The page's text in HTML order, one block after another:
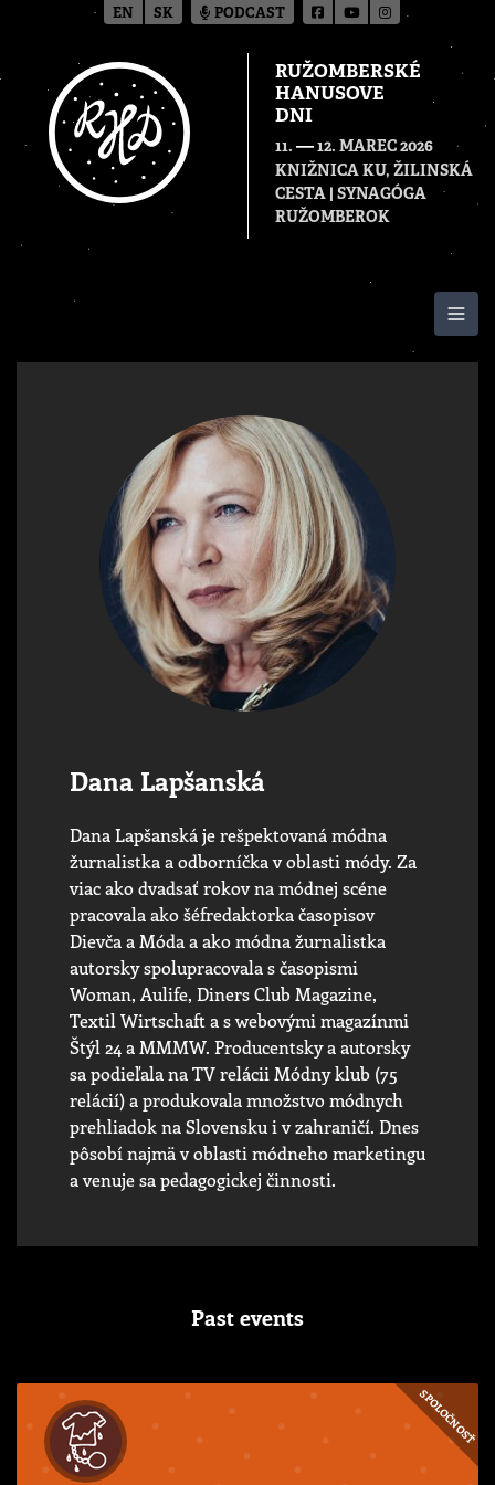
RUŽOMBERSKÉ
HANUSOVE
DNI
11. — 12. MAREC 2026
KNIŽNICA KU, ŽILINSKÁ
CESTA | SYNAGÓGA
RUŽOMBEROK
Dana Lapšanská
Dana Lapšanská je rešpektovaná módna
žurnalistka a odborníčka v oblasti módy. Za
viac ako dvadsať rokov na módnej scéne
pracovala ako šéfredaktorka časopisov
Dievča a Móda a ako módna žurnalistka
autorsky spolupracovala s časopismi
Woman, Aulife, Diners Club Magazine,
Textil Wirtschaft a s webovými magazínmi
Štýl 24 a MMMW. Producentsky a autorsky
sa podieľala na TV relácii Módny klub (75
relácií) a produkovala množstvo módnych
prehliadok na Slovensku i v zahraničí. Dnes
pôsobí najmä v oblasti módneho marketingu
a venuje sa pedagogickej činnosti.
Past events
SPOLOČNOSŤ
EN SK PODCAST